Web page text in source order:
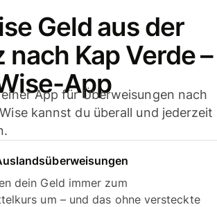
Geld aus der
nach Kap Verde –
App
App für Überweisungen nach
kannst du überall und jederzeit
dein Geld immer zum
um – und das ohne versteckte